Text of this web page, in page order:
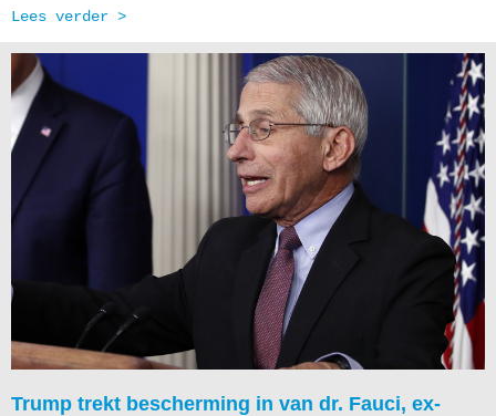
Lees verder >
Trump trekt bescherming in van dr. Fauci, ex-